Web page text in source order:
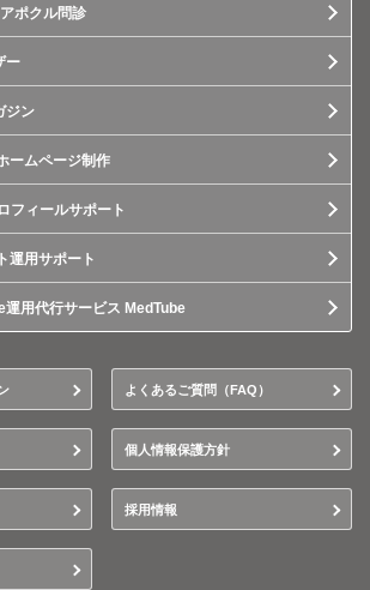
ポクル問診
ー
ジン
ームページ制作
フィールサポート
運用サポート
運用代行サービス MedTube
よくあるご質問（FAQ）
個人情報保護方針
採用情報